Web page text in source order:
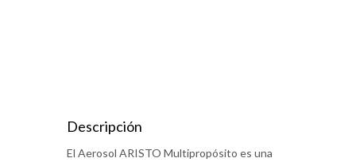
Descripción
El Aerosol ARISTO Multipropósito es una